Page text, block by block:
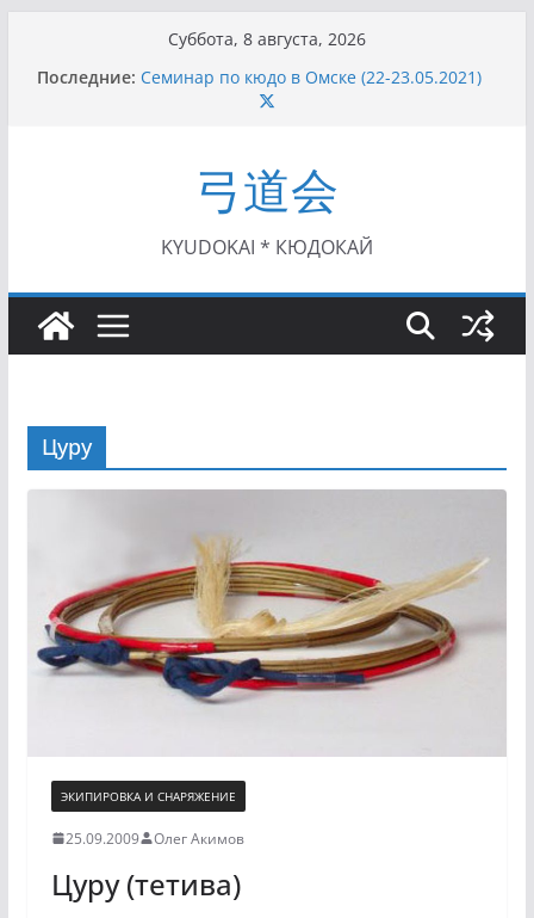
содержимому
Суббота, 8 августа, 2026
Последние: Семинар по кюдо в Омске (22-23.05.2021)
Чемпионат Росcии, Дёмино (2-5.09.2021)
II Кубок Посла Японии в России по Кюдо,
Орёл (25.07.2021)
I этап Кубка Московской области по Кюдо /
Сейдокан II (27.06.2021)
弓道会
KYUDOKAI * КЮДОКАЙ
Цуру
ЭКИПИРОВКА И СНАРЯЖЕНИЕ
25.09.2009 Олег Акимов
Цуру (тетива)